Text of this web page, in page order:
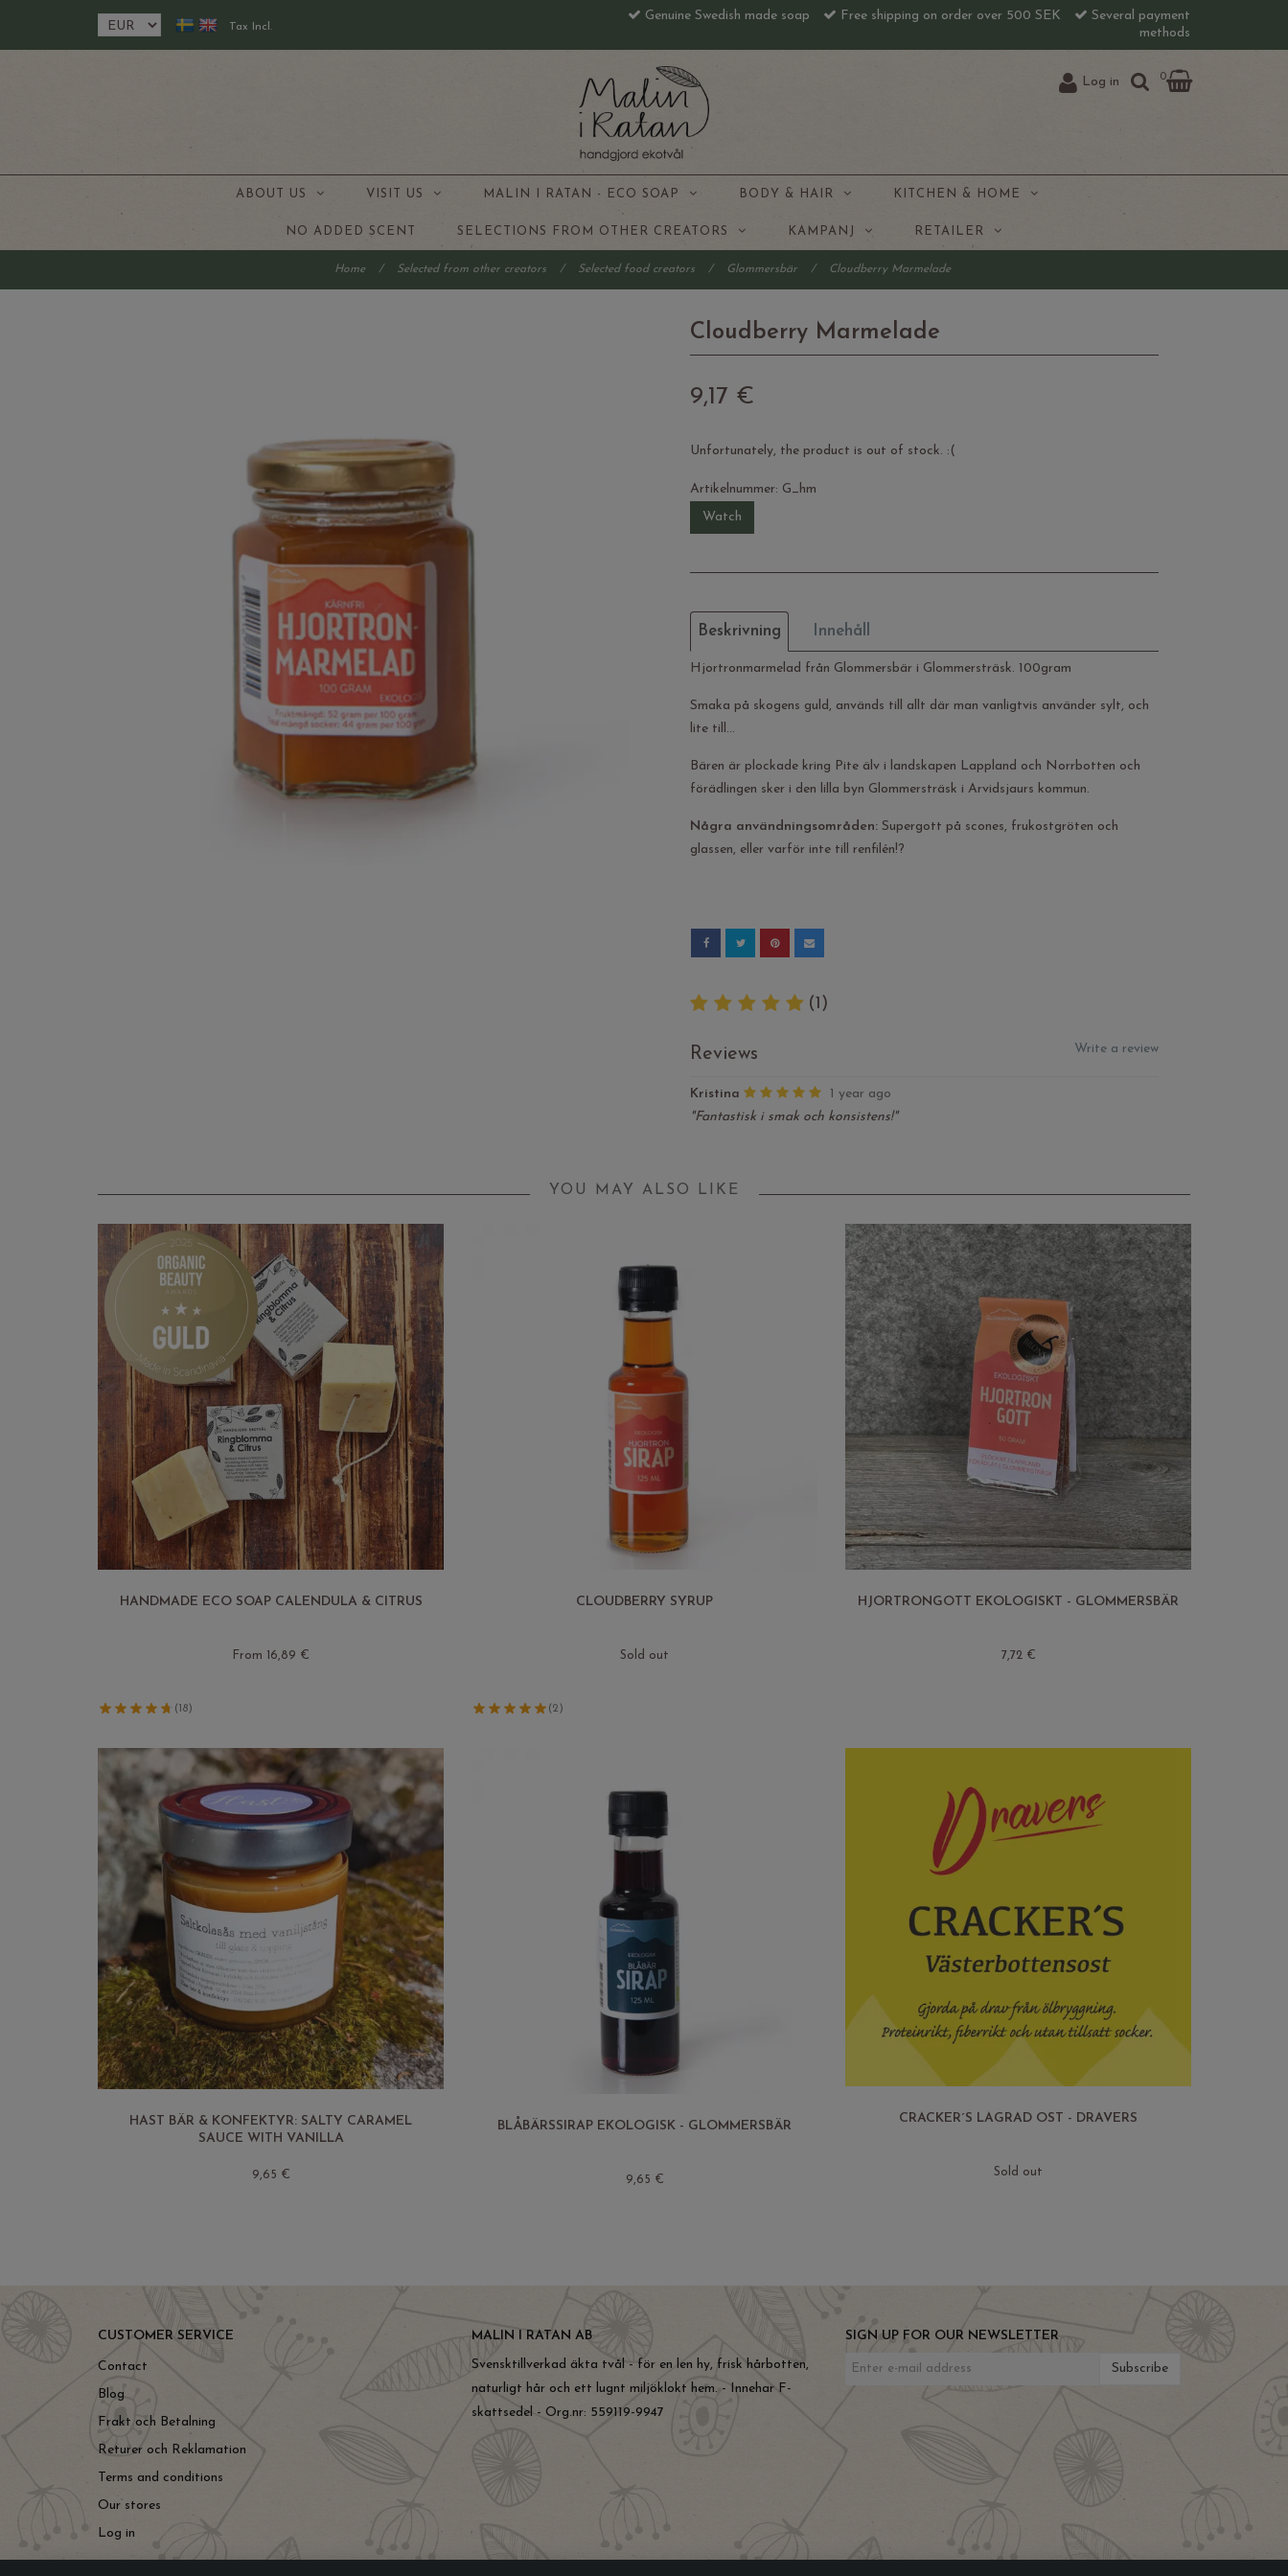
Tax Incl.
Genuine Swedish made soap Free shipping on order over 500 SEK
Several payment
methods
Log in 0
ABOUT US VISIT US MALIN I RATAN - ECO SOAP BODY & HAIR KITCHEN & HOME
NO ADDED SCENT SELECTIONS FROM OTHER CREATORS KAMPANJ RETAILER
Home / Selected from other creators / Selected food creators / Glommersbär / Cloudberry Marmelade
Cloudberry Marmelade
9,17 €
Unfortunately, the product is out of stock. :(
Artikelnummer: G_hm
Watch
Beskrivning Innehåll
Hjortronmarmelad från Glommersbär i Glommersträsk. 100gram
Smaka på skogens guld, används till allt där man vanligtvis använder sylt, och
lite till…
Bären är plockade kring Pite älv i landskapen Lappland och Norrbotten och
förädlingen sker i den lilla byn Glommersträsk i Arvidsjaurs kommun.
Några användningsområden: Supergott på scones, frukostgröten och
glassen, eller varför inte till renfilén!?
(1)
Reviews Write a review
Kristina
1 year ago
"Fantastisk i smak och konsistens!"
YOU MAY ALSO LIKE
HANDMADE ECO SOAP CALENDULA & CITRUS
From 16,89 €
(18)
CLOUDBERRY SYRUP
Sold out
(2)
HJORTRONGOTT EKOLOGISKT - GLOMMERSBÄR
7,72 €
HAST BÄR & KONFEKTYR: SALTY CARAMEL
SAUCE WITH VANILLA
9,65 €
BLÅBÄRSSIRAP EKOLOGISK - GLOMMERSBÄR
9,65 €
CRACKER´S LAGRAD OST - DRAVERS
Sold out
CUSTOMER SERVICE
Contact
Blog
Frakt och Betalning
Returer och Reklamation
Terms and conditions
Our stores
Log in
MALIN I RATAN AB
Svensktillverkad äkta tvål - för en len hy, frisk hårbotten,
naturligt hår och ett lugnt miljöklokt hem. - Innehar F-
skattsedel - Org.nr: 559119-9947
SIGN UP FOR OUR NEWSLETTER
Subscribe